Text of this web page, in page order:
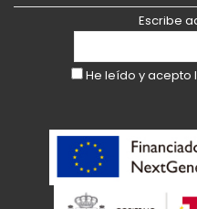
Escribe
He leído y acepto